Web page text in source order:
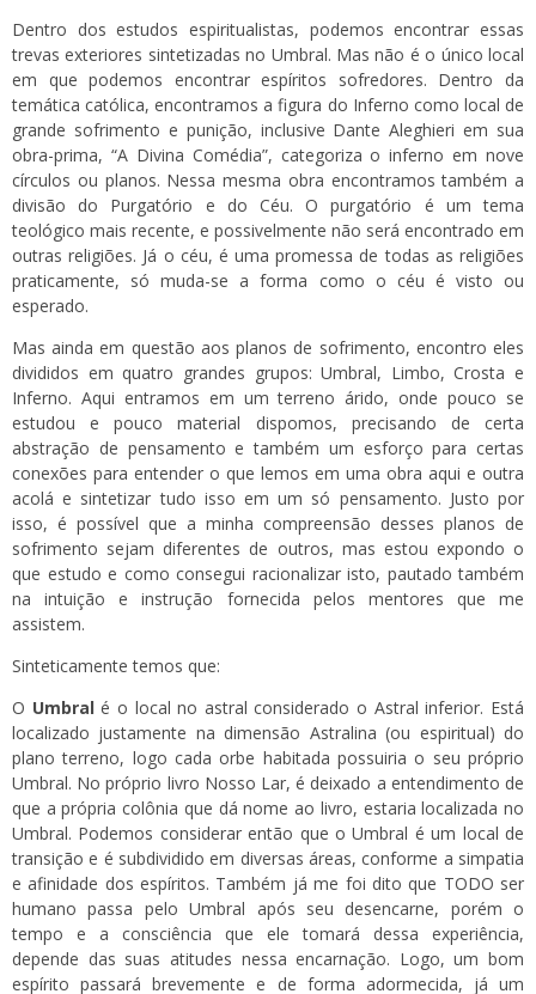
Dentro dos estudos espiritualistas, podemos encontrar essas
trevas exteriores sintetizadas no Umbral. Mas não é o único local
em que podemos encontrar espíritos sofredores. Dentro da
temática católica, encontramos a figura do Inferno como local de
grande sofrimento e punição, inclusive Dante Aleghieri em sua
obra-prima, “A Divina Comédia”, categoriza o inferno em nove
círculos ou planos. Nessa mesma obra encontramos também a
divisão do Purgatório e do Céu. O purgatório é um tema
teológico mais recente, e possivelmente não será encontrado em
outras religiões. Já o céu, é uma promessa de todas as religiões
praticamente, só muda-se a forma como o céu é visto ou
esperado.
Mas ainda em questão aos planos de sofrimento, encontro eles
divididos em quatro grandes grupos: Umbral, Limbo, Crosta e
Inferno. Aqui entramos em um terreno árido, onde pouco se
estudou e pouco material dispomos, precisando de certa
abstração de pensamento e também um esforço para certas
conexões para entender o que lemos em uma obra aqui e outra
acolá e sintetizar tudo isso em um só pensamento. Justo por
isso, é possível que a minha compreensão desses planos de
sofrimento sejam diferentes de outros, mas estou expondo o
que estudo e como consegui racionalizar isto, pautado também
na intuição e instrução fornecida pelos mentores que me
assistem.
Sinteticamente temos que:
O Umbral é o local no astral considerado o Astral inferior. Está
localizado justamente na dimensão Astralina (ou espiritual) do
plano terreno, logo cada orbe habitada possuiria o seu próprio
Umbral. No próprio livro Nosso Lar, é deixado a entendimento de
que a própria colônia que dá nome ao livro, estaria localizada no
Umbral. Podemos considerar então que o Umbral é um local de
transição e é subdividido em diversas áreas, conforme a simpatia
e afinidade dos espíritos. Também já me foi dito que TODO ser
humano passa pelo Umbral após seu desencarne, porém o
tempo e a consciência que ele tomará dessa experiência,
depende das suas atitudes nessa encarnação. Logo, um bom
espírito passará brevemente e de forma adormecida, já um